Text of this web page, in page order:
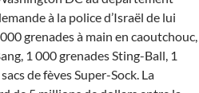
à la police d’Israël de lui
grenades à main en caoutchouc,
1 000 grenades Sting-Ball, 1
de fèves Super-Sock. La